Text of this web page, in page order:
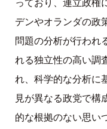
っており、連立政権
デンやオランダの政
問題の分析が行われ
れる独立性の高い調
れ、科学的な分析に
見が異なる政党で構
的な根拠のない思い